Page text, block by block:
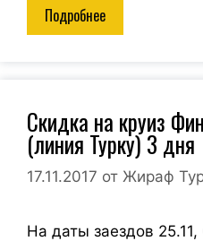
Подробнее
Скидка на круиз
(линия Турку) 3 дня
17.11.2017 от Жираф
На даты заездов